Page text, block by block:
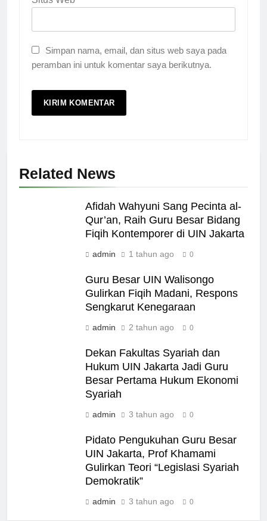
Simpan nama, email, dan situs web saya pada
peramban ini untuk komentar saya berikutnya.
Related News
Afidah Wahyuni Sang Pecinta al-
Qur’an, Raih Guru Besar Bidang
Fiqih Kontemporer di UIN Jakarta
admin 1 tahun ago 0
Guru Besar UIN Walisongo
Gulirkan Fiqih Madani, Respons
Sengkarut Kenegaraan
admin 2 tahun ago 0
Dekan Fakultas Syariah dan
Hukum UIN Jakarta Jadi Guru
Besar Pertama Hukum Ekonomi
Syariah
admin 3 tahun ago 0
Pidato Pengukuhan Guru Besar
UIN Jakarta, Prof Khamami
Gulirkan Teori “Legislasi Syariah
Demokratik”
admin 3 tahun ago 0